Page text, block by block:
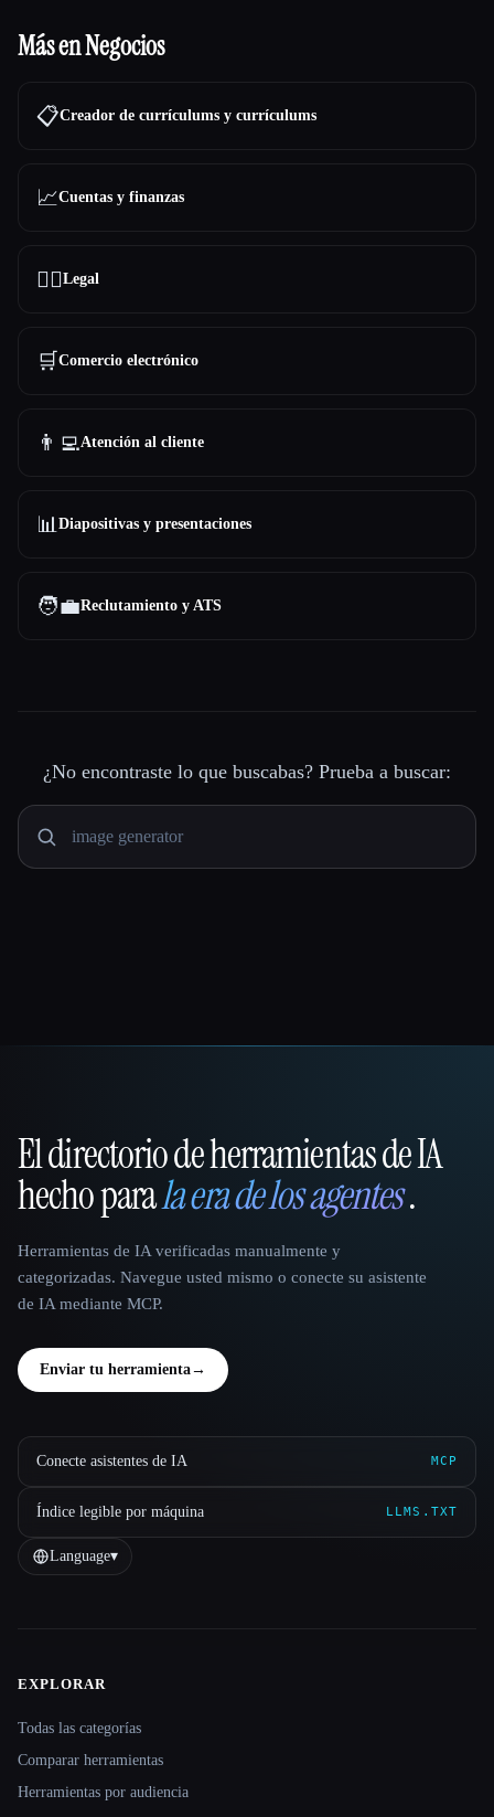
Más en Negocios
📋Creador de currículums y currículums
📈Cuentas y finanzas
👩‍⚖️Legal
🛒 Comercio electrónico
👨‍💻Atención al cliente
📊 Diapositivas y presentaciones
🧑‍💼Reclutamiento y ATS
¿No encontraste lo que buscabas? Prueba a buscar:
That AI Collection
El directorio de herramientas de IA
hecho parala era de los agentes.
Herramientas de IA verificadas manualmente y
categorizadas. Navegue usted mismo o conecte su asistente
de IA mediante MCP.
Enviar tu herramienta→
Conecte asistentes de IA MCP
Índice legible por máquina LLMS.TXT
Language▾
Site navigation
EXPLORAR
Todas las categorías
Comparar herramientas
Herramientas por audiencia